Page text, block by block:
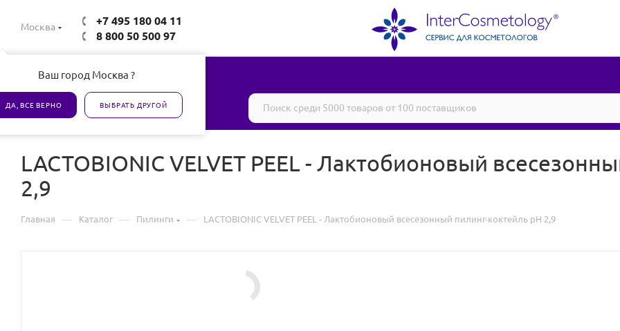
Москва
Ваш город Москва ?
ДА, ВСЕ ВЕРНО ВЫБРАТЬ ДРУГОЙ
+7 495 180 04 11
8 800 50 500 97
Все товары сертифицированы
LACTOBIONIC VELVET PEEL - Лактобионовый
2,9
Главная — Каталог — Пилинги — LACTOBIONIC VELVET PEEL - Лактобионовый всесезонный пилинг-коктейль pH 2,9